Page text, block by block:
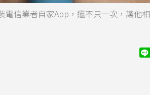
信業者自家App，還不只一次，讓他